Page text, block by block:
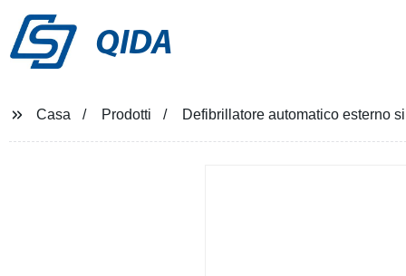
QIDA
Casa Prodotti Defibrillatore automatico esterno